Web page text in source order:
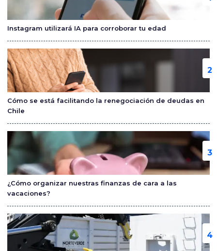
o
o
k
tir
Instagram utilizará IA para corroborar tu edad
Cómo se está facilitando la renegociación de deudas en
Chile
¿Cómo organizar nuestras finanzas de cara a las
vacaciones?